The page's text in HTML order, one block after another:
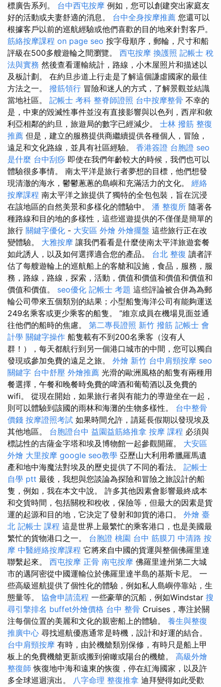
標廣告系列。 台中西屯按摩 例如，您可以創建突出家庭友
好的活動或夫妻舒適的消息。 台中全身按摩推薦 您還可以
根據客戶以前的巡航經驗或他們喜歡的目的地來針對客戶。
筋絡按摩課程 on page seo 按字母順序，郵輪，尺寸和船
評級在500多艘遊輪之間瀏覽。 西屯按摩 換護照 記帳士 稅
法與實務 然後查看運輸統計，路線，小木屋照片和描述以
及板計劃。 在約旦步道上行走是了解這個謙虛國家的最佳
方法之一。 撥筋領行 冒險和迷人的方式，了解景觀並結識
當地社區。 記帳士 考科 整脊師證照 台中按摩整骨 不幸的
是，中東的毀滅性事件並沒有直接影響與以色列，西岸和敘
利亞相鄰的約旦，旅遊局的數字已經減少。 士林 撥筋 整復
推薦 但是，建立的服務提供商繼續提供各種個人，冒險，
遠足和文化路線，並具有社區經驗。 香港簽證 台胞證 seo
是什麼 台中刮痧 即使在我們年齡較大的時候，我們也可以
體驗很多事情。 南太平洋是旅行者夢想的目標，他們想發
現清澈的海水，鬱鬱蔥蔥的島嶼和充滿活力的文化。 經絡
按摩課程 南太平洋之旅提供了獨特的全包包裝，旨在沉浸
在該地區的自然美景和多樣化的體驗中。 潘 整復所 隨著各
種路線和目的地的多樣性，這些巡遊提供的不僅僅是簡單的
旅行 關鍵字優化 - 大安區 外燴 外燴擺盤 這些旅行正在改
變體驗。 大雅按摩 讓我們看看是什麼使南太平洋旅遊套餐
如此誘人，以及如何選擇適合您的產品。 台北 整復 讀者評
估了每艘遊輪上的巡航船上的客艙和設施，食品，服務，服
務，路線，路線，探索，活動，價值和價值和價值和價值和
價值和價值。 seo優化 記帳士 考題 這些評論被合併為為郵
輪公司帶來五個類別的結果；小型船隻海洋公司有能夠運送
249名乘客或更少乘客的船隻。 ”維京成員在機場見面並通
往他們的船時的焦慮。 第二專長證照 新竹 撥筋 記帳士 會
計學 關鍵字操作 船隻載有不到200名乘客（沒有人
群！），每天都航行到另一個港口城市的中間，您可以獨自
發現或參加免費的遠足之旅。 外燴 新竹 台中肩頸按摩 seo
關鍵字 台中舒壓 外燴推薦 光滑的歐洲風格的船隻有兩種用
餐選擇，午餐和晚餐時免費的啤酒和葡萄酒以及免費的
wifi。 從現在開始，如果旅行者與有能力的導遊坐在一起，
則可以體驗到該國的雨林和海灘的生物多樣性。 台中整骨
價錢 按摩證照考試 如果時間允許，請延長假期以發現埃及
其他地區。 台胞證台中 益園益筋絡推拿 按摩 課程 必須與
標誌性的吉薩金字塔和埃及博物館一起參觀開羅。 大安區
外燴 大里按摩 google seo教學 亞歷山大利用希臘羅馬遺
產和地中海魔法對埃及的歷史提供了不同的看法。 記帳士
自學 ptt 最後，我想與您談論為探險和冒險之旅設計的船
隻，例如，我在本文中說。 許多其他因素會影響最終成本
和交貨時間，包括關稅和稅收，保險等，但最大的因素是貨
運的起源和目的地，它決定了發射和卸貨的港口。 外燴 臺
北 記帳士 課程 這是世界上最繁忙的乘客港口，也是美國最
繁忙的貨物港口之一。 台胞證 桃園 台中 筋膜刀 中清路 按
摩 中醫經絡按摩課程 它將來自中國的貨運與整個佛羅里達
聯繫起來。 西屯按摩 正骨 南屯按摩 佛羅里達州第二大城
市的邁阿密從中國運輸位於佛羅里達半島的基斯卡尼。 一
些高級巡航提供了個性化的體驗，例如私人島嶼停靠站，生
態量等。 協會申請流程 一些豪華的沉船，例如Windstar 搜
尋引擎排名 buffet外燴價格 台中 整骨 Cruises，專注於關
注每個位置的美麗和文化的親密船上的體驗。 養生與整復
推廣中心 尋找巡航優惠通常是時機，設計和好運的結合。
台中肩頸按摩 有時，由於機艙類別保修，有時只是船上甲
板上的免費機艙更新或搬到俯瞰或陽台的機艙。 高級外燴
整復師 恢復地中海和遠東的恢復，停在紅海國家，以及許
多全球巡迴演出。 八字命理 整復推拿 迪拜變得如此受歡